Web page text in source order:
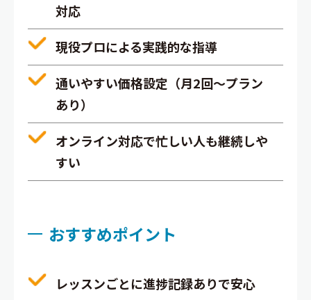
対応
現役プロによる実践的な指導
通いやすい価格設定（月2回〜プラン
あり）
オンライン対応で忙しい人も継続しや
すい
おすすめポイント
レッスンごとに進捗記録ありで安心